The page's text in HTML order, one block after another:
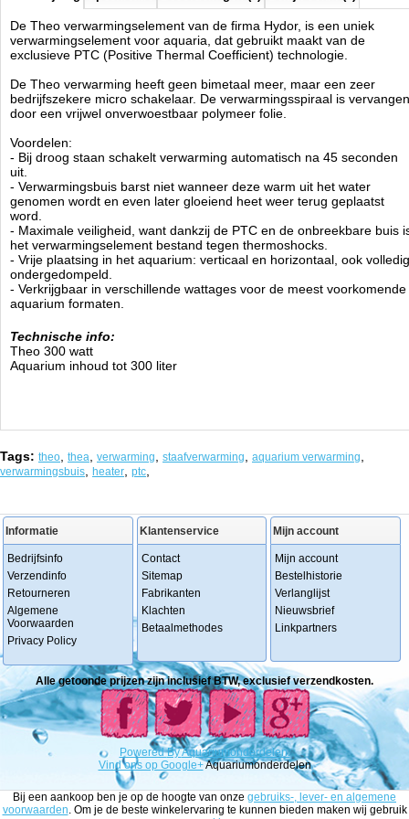
De Theo verwarmingselement van de firma Hydor, is een uniek
verwarmingselement voor aquaria, dat gebruikt maakt van de
exclusieve PTC (Positive Thermal Coefficient) technologie.
De Theo verwarming heeft geen bimetaal meer, maar een zeer
bedrijfszekere micro schakelaar. De verwarmingsspiraal is vervangen
door een vrijwel onverwoestbaar polymeer folie.
Voordelen:
- Bij droog staan schakelt verwarming automatisch na 45 seconden
uit.
- Verwarmingsbuis barst niet wanneer deze warm uit het water
genomen wordt en even later gloeiend heet weer terug geplaatst
word.
- Maximale veiligheid, want dankzij de PTC en de onbreekbare buis
het verwarmingselement bestand tegen thermoshocks.
- Vrije plaatsing in het aquarium: verticaal en horizontaal, ook volledig
ondergedompeld.
- Verkrijgbaar in verschillende wattages voor de meest voorkomende
aquarium formaten.
Technische info:
Theo 300 watt
Aquarium inhoud tot 300 liter
Tags: theo thea verwarming staafverwarming aquarium verwarming
verwarmingsbuis heater ptc
Informatie
Bedrijfsinfo
Verzendinfo
Retourneren
Algemene
Voorwaarden
Privacy Policy
Klantenservice
Contact
Sitemap
Fabrikanten
Klachten
Betaalmethodes
Mijn account
Mijn account
Bestelhistorie
Verlanglijst
Nieuwsbrief
Linkpartners
Alle getoonde prijzen zijn inclusief BTW, exclusief verzendkosten.
PoweredByAquariumonderdelen.
Vind ons op Google+Aquariumonderdelen
Bij een aankoop ben je op de hoogte van onze gebruiks-, lever- en algemene
voorwaarden. Om je de beste winkelervaring te kunnen bieden maken wij gebruik